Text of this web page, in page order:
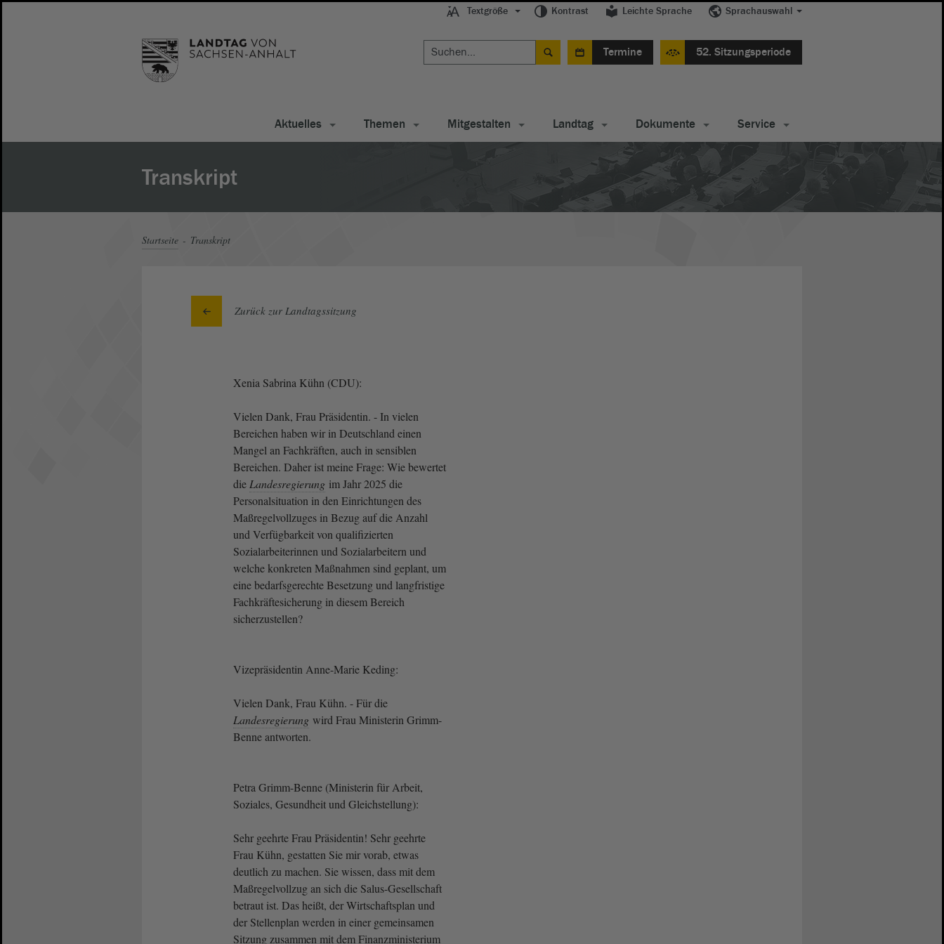
Textgröße Kontrast Leichte Sprache Sprachauswahl
Termine 52. Sitzungsperiode
Aktuelles Themen Mitgestalten Landtag Dokumente Service
Transkript
Startseite Transkript
Zurück zur Landtagssitzung
Xenia Sabrina Kühn (CDU):
Vielen Dank, Frau Präsidentin. - In vielen
Bereichen haben wir in Deutschland einen
Mangel an Fachkräften, auch in sensiblen
Bereichen. Daher ist meine Frage: Wie bewertet
die Landesregierung im Jahr 2025 die
Personalsituation in den Einrichtungen des
Maßregelvollzuges in Bezug auf die Anzahl
und Verfügbarkeit von qualifizierten
Sozialarbeiterinnen und Sozialarbeitern und
welche konkreten Maßnahmen sind geplant, um
eine bedarfsgerechte Besetzung und langfristige
Fachkräftesicherung in diesem Bereich
sicherzustellen?
Vizepräsidentin Anne-Marie Keding:
Vielen Dank, Frau Kühn. - Für die
Landesregierung wird Frau Ministerin Grimm-
Benne antworten.
Petra Grimm-Benne (Ministerin für Arbeit,
Soziales, Gesundheit und Gleichstellung):
Sehr geehrte Frau Präsidentin! Sehr geehrte
Frau Kühn, gestatten Sie mir vorab, etwas
deutlich zu machen. Sie wissen, dass mit dem
Maßregelvollzug an sich die Salus-Gesellschaft
betraut ist. Das heißt, der Wirtschaftsplan und
der Stellenplan werden in einer gemeinsamen
Sitzung zusammen mit dem Finanzministerium